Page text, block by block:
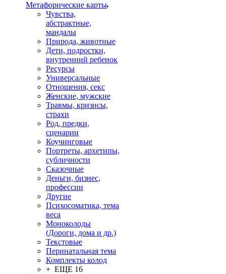
Mетафорические карты
Чувства,
абстрактные,
мандалы
Природа, животные
Дети, подростки,
внутренний ребенок
Ресурсы
Универсальные
Отношения, секс
Женские, мужские
Травмы, кризисы,
страхи
Род, предки,
сценарии
Коучинговые
Портреты, архетипы,
субличности
Сказочные
Деньги, бизнес,
профессии
Другие
Психосоматика, тема
веса
Моноколоды
(Дороги, дома и др.)
Текстовые
Перинатальная тема
Комплекты колод
+ ЕЩЕ 16